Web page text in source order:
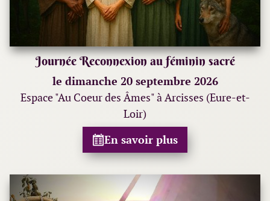
Journée Reconnexion au féminin sacré
le dimanche 20 septembre 2026
Espace "Au Coeur des Âmes" à Arcisses (Eure-et-
Loir)
En savoir plus